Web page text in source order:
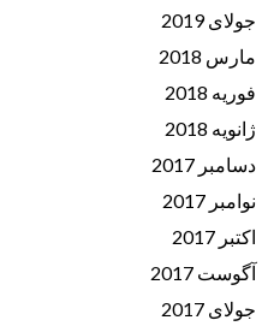
جولای 2019
مارس 2018
فوریه 2018
ژانویه 2018
دسامبر 2017
نوامبر 2017
اکتبر 2017
آگوست 2017
جولای 2017